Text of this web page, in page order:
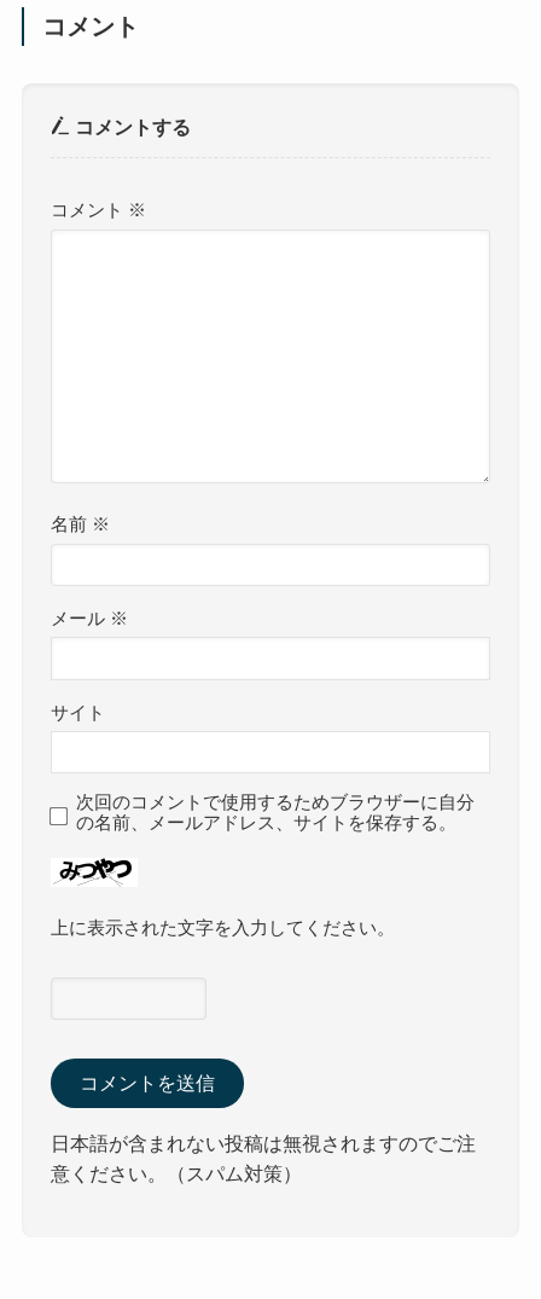
コメント
コメントする
コメント ※
名前 ※
メール ※
サイト
次回のコメントで使用するためブラウザーに自分
の名前、メールアドレス、サイトを保存する。
上に表示された文字を入力してください。
日本語が含まれない投稿は無視されますのでご注
意ください。（スパム対策）